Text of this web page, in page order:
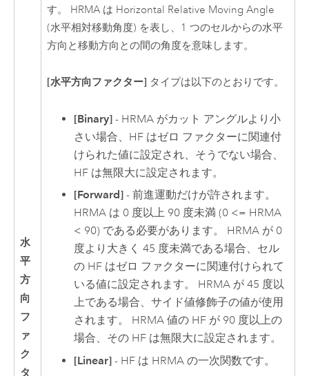
水
平
方
向
フ
ァ
ク
タ
す。 HRMA は Horizontal Relative Moving Angle
(水平相対移動角度) を表し、1 つのセルからの水平
方向と移動方向との間の角度を意味します。
[水平方向ファクター] タイプは以下のとおりです。
[Binary] - HRMA がカット アングルより小
さい場合、HF はゼロ ファクターに関連付
けられた値に設定され、そうでない場合、
HF は無限大に設定されます。
[Forward] - 前進運動だけが許されます。
HRMA は 0 度以上 90 度未満 (0 <= HRMA
< 90) である必要があります。 HRMA が 0
度より大きく 45 度未満である場合、セル
の HF はゼロ ファクターに関連付けられて
いる値に設定されます。 HRMA が 45 度以
上である場合、サイド値修飾子の値が使用
されます。 HRMA 値の HF が 90 度以上の
場合、その HF は無限大に設定されます。
[Linear] - HF は HRMA の一次関数です。